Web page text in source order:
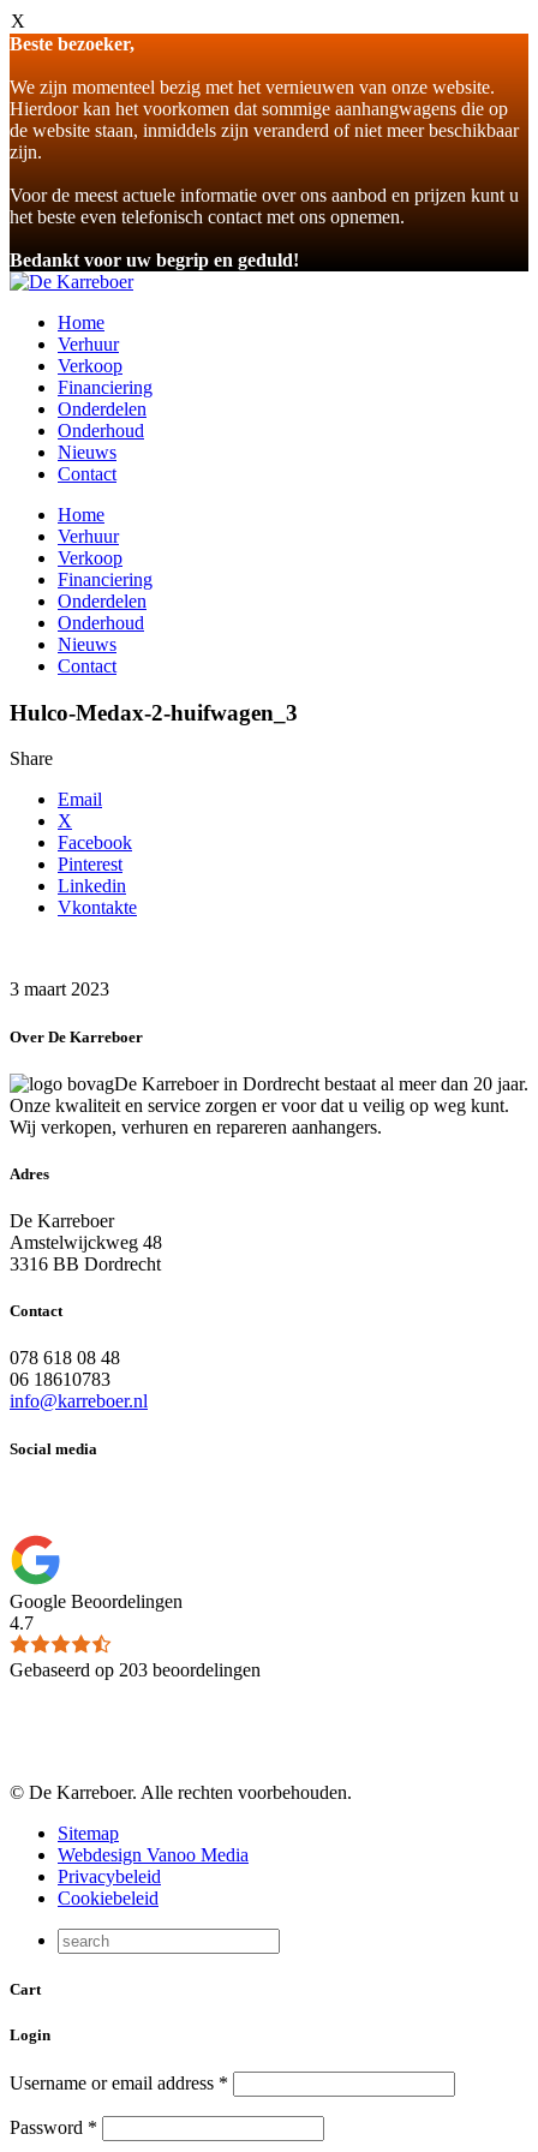
X
Beste bezoeker,
We zijn momenteel bezig met het vernieuwen van onze website.
Hierdoor kan het voorkomen dat sommige aanhangwagens die op
de website staan, inmiddels zijn veranderd of niet meer beschikbaar
zijn.
Voor de meest actuele informatie over ons aanbod en prijzen kunt u
het beste even telefonisch contact met ons opnemen.
Bedankt voor uw begrip en geduld!
Home
Verhuur
Verkoop
Financiering
Onderdelen
Onderhoud
Nieuws
Contact
Home
Verhuur
Verkoop
Financiering
Onderdelen
Onderhoud
Nieuws
Contact
Hulco-Medax-2-huifwagen_3
Share
Email
X
Facebook
Pinterest
Linkedin
Vkontakte
3 maart 2023
Over De Karreboer
De Karreboer in Dordrecht bestaat al meer dan 20 jaar.
Onze kwaliteit en service zorgen er voor dat u veilig op weg kunt.
Wij verkopen, verhuren en repareren aanhangers.
Adres
De Karreboer
Amstelwijckweg 48
3316 BB Dordrecht
Contact
078 618 08 48
06 18610783
info@karreboer.nl
Social media
Google Beoordelingen
4.7
Gebaseerd op 203 beoordelingen
© De Karreboer. Alle rechten voorbehouden.
Sitemap
Webdesign Vanoo Media
Privacybeleid
Cookiebeleid
Cart
Login
Username or email address *
Password *